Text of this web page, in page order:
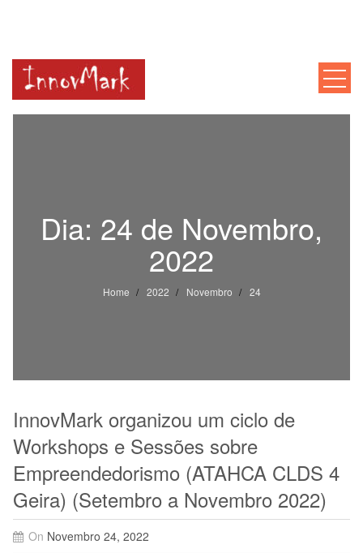
INNOVMARK
Dia: 24 de Novembro,
2022
Home 2022 Novembro 24
InnovMark organizou um ciclo de
Workshops e Sessões sobre
Empreendedorismo (ATAHCA CLDS 4
Geira) (Setembro a Novembro 2022)
On Novembro 24, 2022